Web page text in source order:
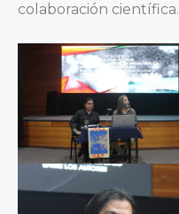
colaboración científica.